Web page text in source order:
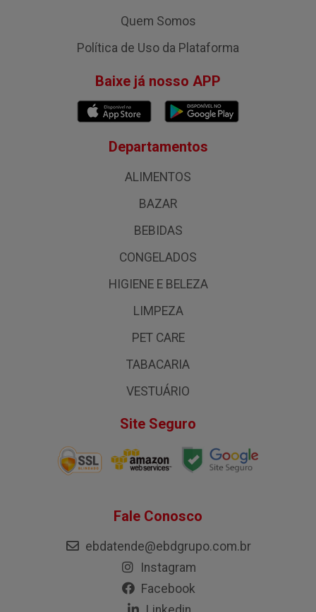
Quem Somos
Política de Uso da Plataforma
Baixe já nosso APP
Departamentos
ALIMENTOS
BAZAR
BEBIDAS
CONGELADOS
HIGIENE E BELEZA
LIMPEZA
PET CARE
TABACARIA
VESTUÁRIO
Site Seguro
Fale Conosco
ebdatende@ebdgrupo.com.br
Instagram
Facebook